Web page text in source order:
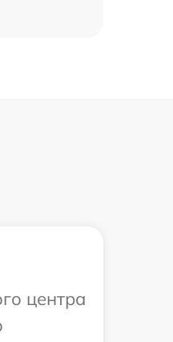
центра